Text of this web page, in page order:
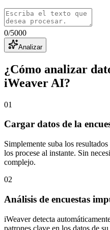
0/5000
Analizar
¿Cómo analizar
iWeaver AI?
01
Cargar datos de la
Simplemente suba los
los procese al instante. Sin
complejo.
02
Análisis de encuestas
iWeaver detecta
patrones clave en los datos de